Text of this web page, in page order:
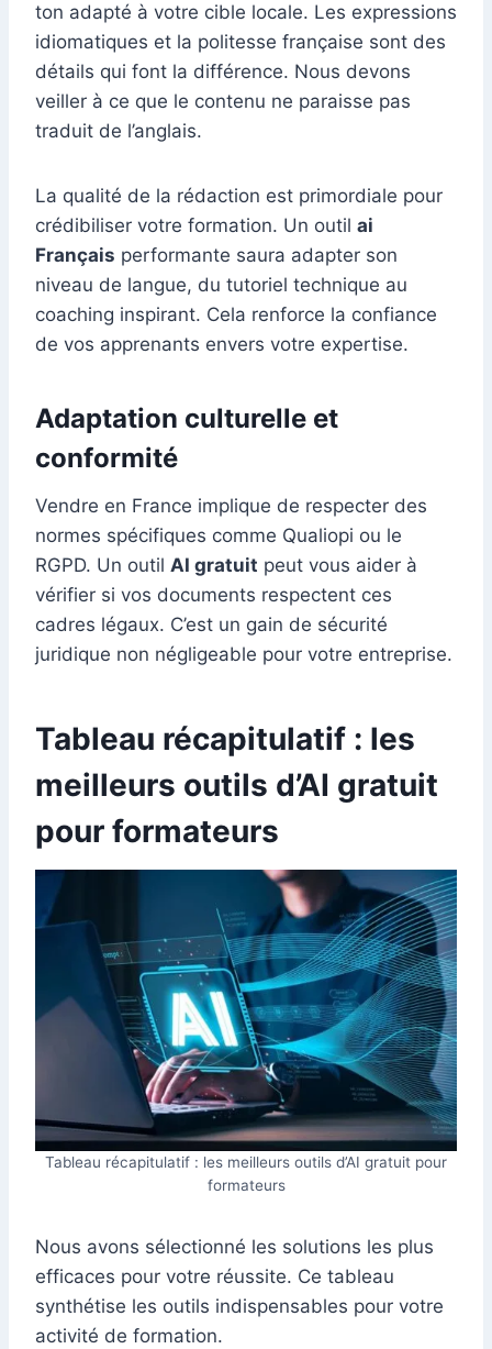
ton adapté à votre cible locale. Les expressions
idiomatiques et la politesse française sont des
détails qui font la différence. Nous devons
veiller à ce que le contenu ne paraisse pas
traduit de l’anglais.
La qualité de la rédaction est primordiale pour
crédibiliser votre formation. Un outil ai
Français performante saura adapter son
niveau de langue, du tutoriel technique au
coaching inspirant. Cela renforce la confiance
de vos apprenants envers votre expertise.
Adaptation culturelle et
conformité
Vendre en France implique de respecter des
normes spécifiques comme Qualiopi ou le
RGPD. Un outil AI gratuit peut vous aider à
vérifier si vos documents respectent ces
cadres légaux. C’est un gain de sécurité
juridique non négligeable pour votre entreprise.
Tableau récapitulatif : les
meilleurs outils d’AI gratuit
pour formateurs
Tableau récapitulatif : les meilleurs outils d’AI gratuit pour
formateurs
Nous avons sélectionné les solutions les plus
efficaces pour votre réussite. Ce tableau
synthétise les outils indispensables pour votre
activité de formation.